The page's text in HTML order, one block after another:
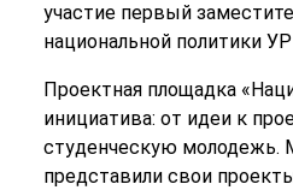
участие первый
национальной политики
Проектная площадка
инициатива: от идеи к
студенческую молодежь.
представили свои